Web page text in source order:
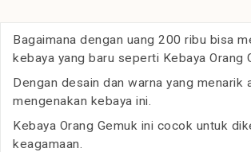
Bagaimana dengan uang 200 ribu bisa
kebaya yang baru seperti Kebaya Orang
Dengan desain dan warna yang
mengenakan kebaya ini.
Kebaya Orang Gemuk ini cocok untuk
keagamaan.